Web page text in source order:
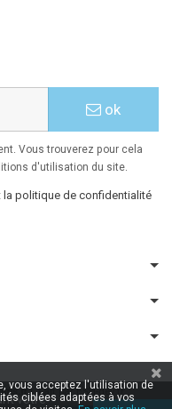
ok
Vous trouverez pour cela
d'utilisation du site.
politique de confidentialité
| Fait par ESH-dev.fr
votre
vous acceptez l'utilisation de
ciblées adaptées à vos